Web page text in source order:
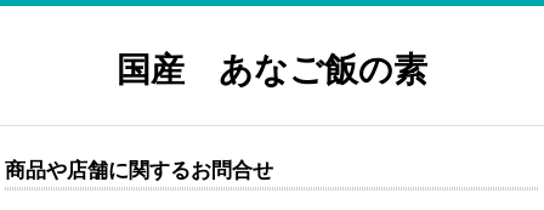
国産 あなご飯の素
商品や店舗に関するお問合せ